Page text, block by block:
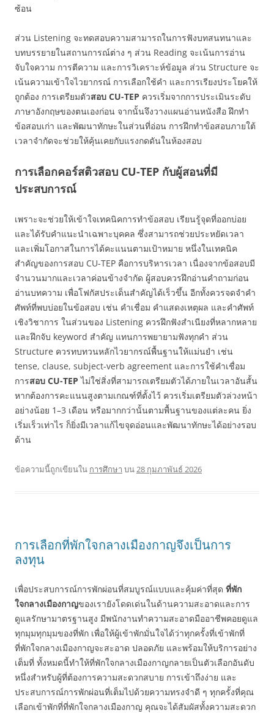
ซ้อน
ส่วน Listening จะทดสอบความสามารถในการฟังบทสนทนาและ
บทบรรยายในสถานการณ์ต่าง ๆ ส่วน Reading จะเน้นการอ่าน
จับใจความ การตีความ และการวิเคราะห์ข้อมูล ส่วน Structure จะ
เน้นความเข้าใจไวยากรณ์ การเลือกใช้คำ และการเรียงประโยคให้
ถูกต้อง การเตรียมตัวสอบ CU-TEP ควรเริ่มจากการประเมินระดับ
ภาษาอังกฤษของตนเองก่อน จากนั้นจึงวางแผนอ่านหนังสือ ฝึกทำ
ข้อสอบเก่า และพัฒนาทักษะในส่วนที่อ่อน การฝึกทำข้อสอบภายใต้
เวลาจำกัดจะช่วยให้คุ้นเคยกับแรงกดดันในห้องสอบ
การเลือกคอร์สติวสอบ CU-TEP กับผู้สอนที่มี
ประสบการณ์
เพราะจะช่วยให้เข้าใจเทคนิคการทำข้อสอบ เรียนรู้จุดที่ออกบ่อย
และได้รับคำแนะนำเฉพาะบุคคล ซึ่งสามารถช่วยประหยัดเวลา
และเพิ่มโอกาสในการได้คะแนนตามเป้าหมาย หนึ่งในเทคนิค
สำคัญของการสอบ CU-TEP คือการบริหารเวลา เนื่องจากข้อสอบมี
จำนวนมากและเวลาค่อนข้างจำกัด ผู้สอบควรฝึกอ่านคำถามก่อน
อ่านบทความ เพื่อโฟกัสประเด็นสำคัญได้เร็วขึ้น อีกทั้งควรจดจำคำ
ศัพท์ที่พบบ่อยในข้อสอบ เช่น คำเชื่อม คำแสดงเหตุผล และคำศัพท์
เชิงวิชาการ ในส่วนของ Listening ควรฝึกฟังสำเนียงที่หลากหลาย
และฝึกจับ keyword สำคัญ แทนการพยายามฟังทุกคำ ส่วน
Structure ควรทบทวนหลักไวยากรณ์พื้นฐานให้แม่นยำ เช่น
tense, clause, subject-verb agreement และการใช้คำเชื่อม
การสอบ CU-TEP ไม่ใช่สิ่งที่สามารถเตรียมตัวได้ภายในเวลาอันสั้น
หากต้องการคะแนนสูงตามเกณฑ์ที่ตั้งไว้ ควรเริ่มเตรียมตัวล่วงหน้า
อย่างน้อย 1–3 เดือน หรือมากกว่านั้นตามพื้นฐานของแต่ละคน ยิ่ง
เริ่มเร็วเท่าไร ก็ยิ่งมีเวลาแก้ไขจุดอ่อนและพัฒนาทักษะได้อย่างรอบ
ด้าน
ข้อความนี้ถูกเขียนใน การศึกษา บน28 กุมภาพันธ์ 2026
การเลือกที่พักใจกลางเมืองกาญจึงเป็นการ
ลงทุน
เพื่อประสบการณ์การพักผ่อนที่สมบูรณ์แบบและคุ้มค่าที่สุด ที่พัก
ใจกลางเมืองกาญของเรายังโดดเด่นในด้านความสะอาดและการ
ดูแลรักษามาตรฐานสูง มีพนักงานทำความสะอาดมืออาชีพคอยดูแล
ทุกมุมทุกมุมของที่พัก เพื่อให้ผู้เข้าพักมั่นใจได้ว่าทุกครั้งที่เข้าพักที่
ที่พักใจกลางเมืองกาญจะสะอาด ปลอดภัย และพร้อมให้บริการอย่าง
เต็มที่ ทั้งหมดนี้ทำให้ที่พักใจกลางเมืองกาญกลายเป็นตัวเลือกอันดับ
หนึ่งสำหรับผู้ที่ต้องการความสะดวกสบาย การเข้าถึงง่าย และ
ประสบการณ์การพักผ่อนที่เต็มไปด้วยความทรงจำดี ๆ ทุกครั้งที่คุณ
เลือกเข้าพักที่ที่พักใจกลางเมืองกาญ คุณจะได้สัมผัสทั้งความสะดวก